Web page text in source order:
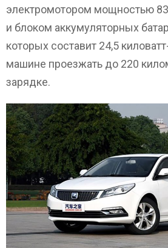
электромотором мощностью
и блоком аккумуляторных
которых составит 24,5
машине проезжать до 220
зарядке.